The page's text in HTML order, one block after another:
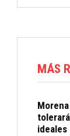
MÁS
ideales